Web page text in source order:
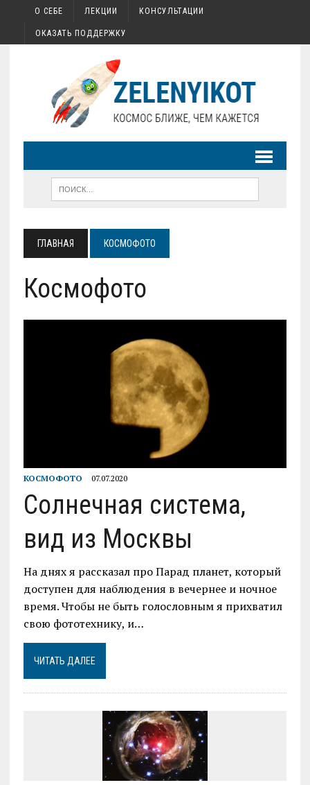
О СЕБЕ ЛЕКЦИИ КОНСУЛЬТАЦИИ
ОКАЗАТЬ ПОДДЕРЖКУ
ГЛАВНАЯ КОСМОФОТО
Космофото
КОСМОФОТО 07.07.2020
Солнечная система,
вид из Москвы
На днях я рассказал про Парад планет, который
доступен для наблюдения в вечернее и ночное
время. Чтобы не быть голословным я прихватил
свою фототехнику, и…
ЧИТАТЬ ДАЛЕЕ